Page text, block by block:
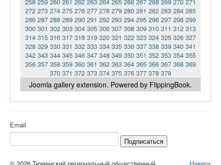
272 273 274 275 276 277 278 279 280 281 282 283 284 285
286 287 288 289 290 291 292 293 294 295 296 297 298 299
300 301 302 303 304 305 306 307 308 309 310 311 312 313
314 315 316 317 318 319 320 321 322 323 324 325 326 327
328 329 330 331 332 333 334 335 336 337 338 339 340 341
342 343 344 345 346 347 348 349 350 351 352 353 354 355
356 357 358 359 360 361 362 363 364 365 366 367 368 369
370 371 372 373 374 375 376 377 378 379
Joomla gallery extension. Powered by FlippingBook.
Email
Подписаться